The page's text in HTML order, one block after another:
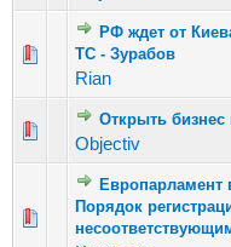
РФ ждет от
ТС - Зурабов
Rian
Голосов: 1 - Средняя
1
Открыть бизнес
Objectiv
Голосов: 7 - Средняя
12345
Европарламент
Порядок
Голосов: 4 - Средняя
12345